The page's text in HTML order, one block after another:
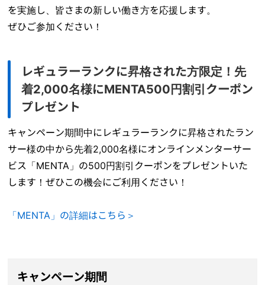
を実施し、皆さまの新しい働き方を応援します。
ぜひご参加ください！
レギュラーランクに昇格された方限定！先
着2,000名様にMENTA500円割引クーポン
プレゼント
キャンペーン期間中にレギュラーランクに昇格されたラン
サー様の中から先着2,000名様にオンラインメンターサー
ビス「MENTA」の500円割引クーポンをプレゼントいた
します！ぜひこの機会にご利用ください！
「MENTA」の詳細はこちら＞
キャンペーン期間